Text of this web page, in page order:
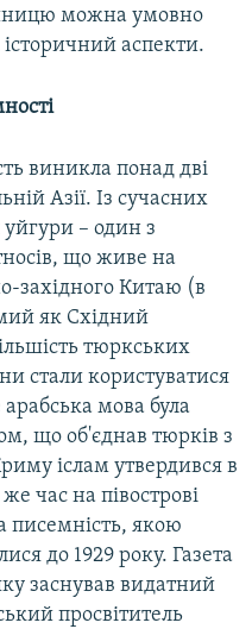
можна умовно
аспекти.
виникла понад дві
Азії. Із сучасних
– один з
що живе на
західного Китаю (в
як Східний
тюркських
стали користуватися
мова була
що об'єднав тюрків з
іслам утвердився в
час на півострові
писемність, якою
до 1929 року. Газета
заснував видатний
просвітитель